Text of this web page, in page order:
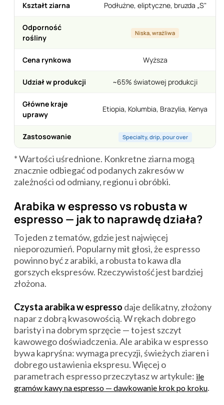
Kształt ziarna Podłużne, eliptyczne, bruzda „S"
Odporność
rośliny
Niska, wrażliwa
Cena rynkowa Wyższa
Udział w produkcji ~65% światowej produkcji
Główne kraje
uprawy
Etiopia, Kolumbia, Brazylia, Kenya
Zastosowanie Specialty, drip, pour over
* Wartości uśrednione. Konkretne ziarna mogą
znacznie odbiegać od podanych zakresów w
zależności od odmiany, regionu i obróbki.
Arabika w espresso vs robusta w
espresso — jak to naprawdę działa?
To jeden z tematów, gdzie jest najwięcej
nieporozumień. Popularny mit głosi, że espresso
powinno być z arabiki, a robusta to kawa dla
gorszych ekspresów. Rzeczywistość jest bardziej
złożona.
Czysta arabika w espresso daje delikatny, złożony
napar z dobrą kwasowością. W rękach dobrego
baristy i na dobrym sprzęcie — to jest szczyt
kawowego doświadczenia. Ale arabika w espresso
bywa kapryśna: wymaga precyzji, świeżych ziaren i
dobrego ustawienia ekspresu. Więcej o
parametrach espresso przeczytasz w artykule: ile
gramów kawy na espresso — dawkowanie krok po kroku.